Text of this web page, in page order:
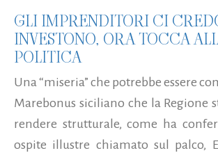
GLI IMPRENDITORI CI
INVESTONO, ORA TOCCA
POLITICA
Una “miseria” che potrebbe essere
Marebonus siciliano che la Regione
rendere strutturale, come ha
ospite illustre chiamato sul palco,